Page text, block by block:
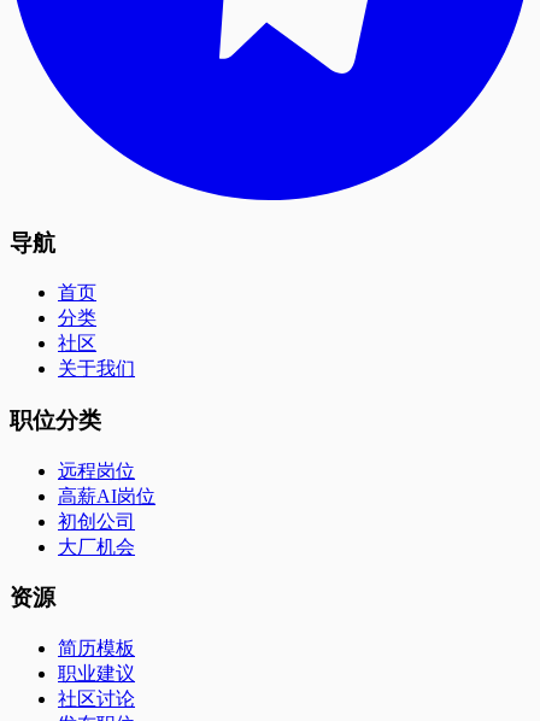
导航
首页
分类
社区
关于我们
职位分类
远程岗位
高薪AI岗位
初创公司
大厂机会
资源
简历模板
职业建议
社区讨论